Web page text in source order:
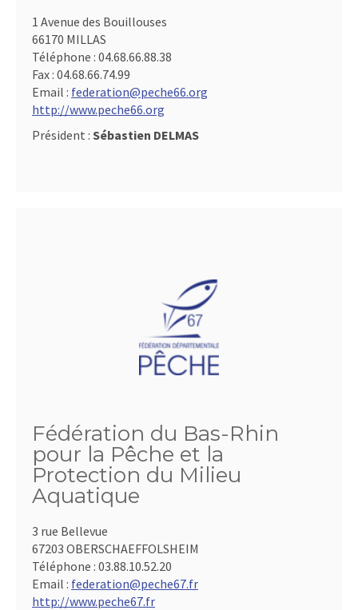
1 Avenue des Bouillouses
66170 MILLAS
Téléphone : 04.68.66.88.38
Fax : 04.68.66.74.99
Email : federation@peche66.org
http://www.peche66.org
Président : Sébastien DELMAS
Fédération du Bas-Rhin
pour la Pêche et la
Protection du Milieu
Aquatique
3 rue Bellevue
67203 OBERSCHAEFFOLSHEIM
Téléphone : 03.88.10.52.20
Email : federation@peche67.fr
http://www.peche67.fr